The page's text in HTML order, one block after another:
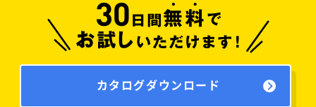
カタログダウンロード